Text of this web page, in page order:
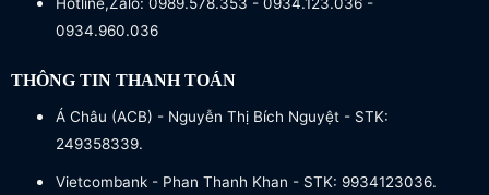
0934.960.036
THÔNG TIN THANH TOÁN
Á Châu (ACB) - Nguyễn Thị Bích Nguyệt - STK:
249358339.
Vietcombank - Phan Thanh Khan - STK: 9934123036.